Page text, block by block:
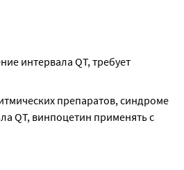
интервала QT, требует
препаратов, синдроме
QT, винпоцетин применять с